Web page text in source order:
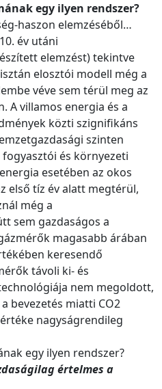
egy ilyen rendszer?
haszon elemzéséből…
év utáni
elemzést) tekintve
elosztói modell még a
véve sem térül meg az
A villamos energia és a
közti szignifikáns
szinten
és környezeti
esetében az okos
első tíz év alatt megtérül,
még a
sem gazdaságos a
magasabb árában
keresendő
távoli ki‐ és
nem megoldott,
bevezetés miatti CO2
nagyságrendileg
egy ilyen rendszer?
értelmes a